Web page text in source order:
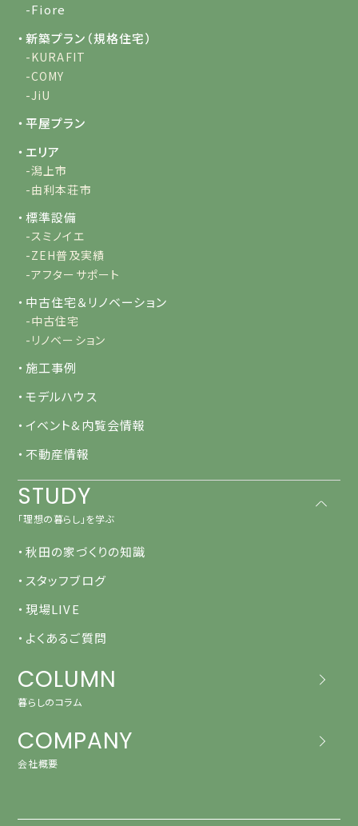
-Fiore
・新築プラン（規格住宅）
-KURAFIT
-COMY
-JiU
・平屋プラン
・エリア
-潟上市
-由利本荘市
・標準設備
-スミノイエ
-ZEH普及実績
-アフターサポート
・中古住宅＆リノベーション
-中古住宅
-リノベーション
・施工事例
・モデルハウス
・イベント&内覧会情報
・不動産情報
STUDY
「理想の暮らし」を学ぶ
・秋田の家づくりの知識
・スタッフブログ
・現場LIVE
・よくあるご質問
COLUMN
暮らしのコラム
COMPANY
会社概要